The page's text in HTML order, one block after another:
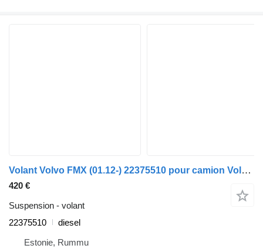
Volant Volvo FMX (01.12-) 22375510 pour camion Volvo FM7-FM12, FM, FMX (1998-2014)
420 €
Suspension - volant
22375510
diesel
Estonie, Rummu